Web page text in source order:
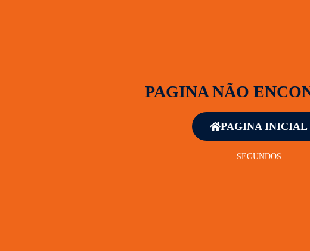
PAGINA NÃO
PAGINA INICIAL
SEGUNDOS